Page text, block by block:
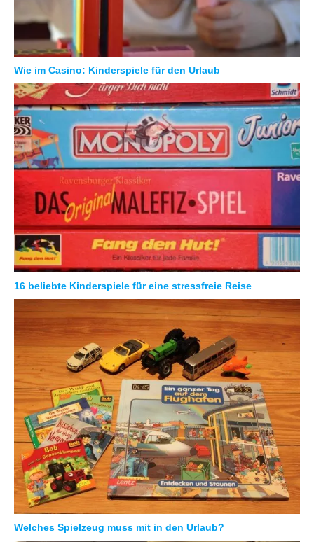
Wie im Casino: Kinderspiele für den Urlaub
16 beliebte Kinderspiele für eine stressfreie Reise
Welches Spielzeug muss mit in den Urlaub?